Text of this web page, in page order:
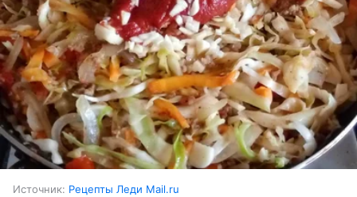
Источник: Рецепты Леди Mail.ru